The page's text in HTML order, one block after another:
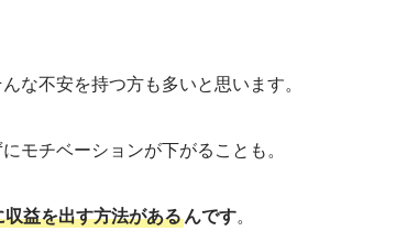
んな不安を持つ方も多いと思います。
モチベーションが下がることも。
益を出す方法がある んです。